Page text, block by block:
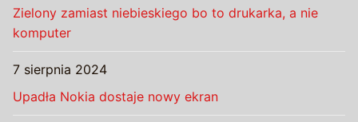
Zielony zamiast niebieskiego bo to drukarka, a nie
komputer
7 sierpnia 2024
Upadła Nokia dostaje nowy ekran